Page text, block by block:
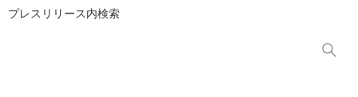
プレスリリース内検索